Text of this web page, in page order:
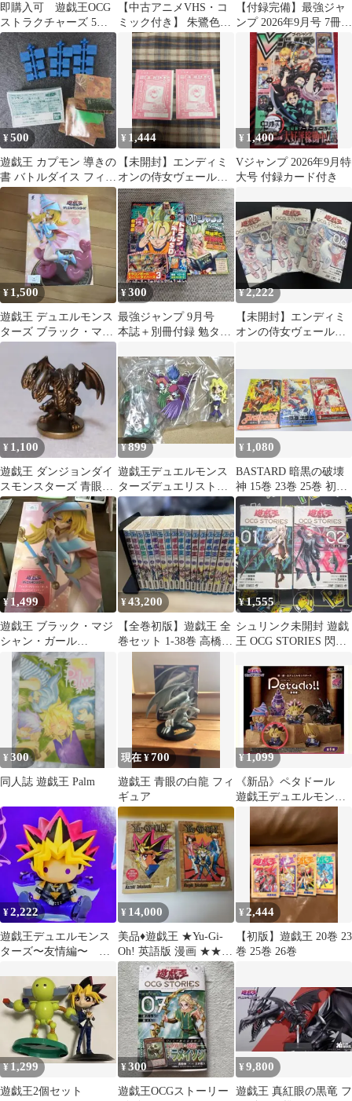
即購入可 遊戯王OCG
ストラクチャーズ 5巻
10巻セット シュリン
ク付き
【中古アニメVHS・コ
ミック付き】 朱鷺色怪
魔 全4巻（1から最終
まで）
【付録完備】最強ジャ
ンプ 2026年9月号 7冊セ
ット 24時間以内発送
¥500
遊戯王 カプモン 導きの
書 バトルダイス フィギ
ュア 3個セット
¥ 1,444
【未開封】エンディミ
オンの侍女ヴェール
YOS3-JP001 2枚
¥ 1,400
Vジャンプ 2026年9月特
大号 付録カード付き
¥ 1,500
遊戯王 デュエルモンス
ターズ ブラック・マジ
シャン・ガール フィギ
¥300
最強ジャンプ 9月号
本誌＋別冊付録 勉タ
¥2,222
【未開封】エンディミ
オンの侍女ヴェール
¥ 1,100
遊戯王 ダンジョンダイ
スモンスターズ 青眼の
究極竜
¥899
遊戯王デュエルモンス
ターズデュエリストフ
ィギュアコレクション
孔雀 舞
¥ 1,080
BASTARD 暗黒の破壊
神 15巻 23巻 25巻 初
版 帯付き
¥ 1,499
遊戯王 ブラック・マジ
シャン・ガール
HereDitail フィギュア
¥43,200
【全巻初版】遊戯王 全
巻セット 1-38巻 高橋和
¥1,555
シュリンク未開封 遊戯
王 OCG STORIES 閃刀
¥300
同人誌 遊戯王 Palm
現在 ¥700
遊戯王 青眼の白龍 フィ
ギュア
¥1,099
《新品》ペタドール
遊戯王デュエルモンス
ターズ友情編 武藤遊
戯 ①
¥2,222
遊戯王デュエルモンス
ターズ〜友情編〜 ペ
¥ 14,000
美品♦遊戯王 ★Yu-Gi-
Oh! 英語版 漫画 ★★ 1
巻 2巻 セット★★
¥ 2,444
【初版】遊戯王 20巻 23
巻 25巻 26巻
¥1,299
遊戯王2個セット
¥300
遊戯王OCGストーリー
¥9,800
遊戯王 真紅眼の黒竜 フ